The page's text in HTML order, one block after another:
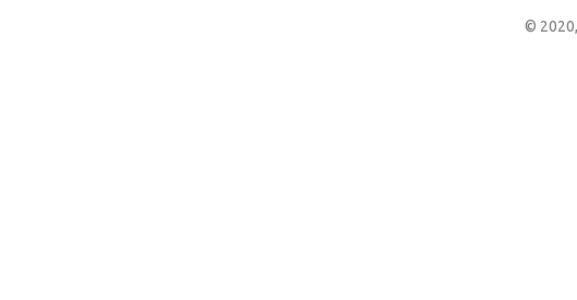
©